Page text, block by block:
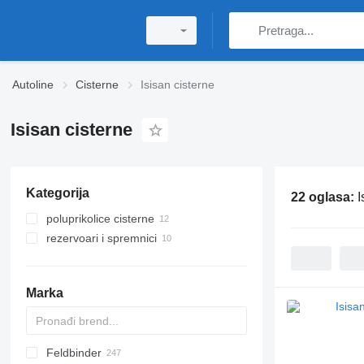
Autoline Cisterne Isisan cisterne
Isisan cisterne
Kategorija
poluprikolice cisterne
poluprikolice cisterne za plin
rezervoari i spremnici
Marka
54500
SVM
NCG
CB
T-series
SAPL
KIS
STF
ADR
CK
SOA
K series
LPG
45
AMMONIA
Carrytank
Feldbinder
22 oglasa: